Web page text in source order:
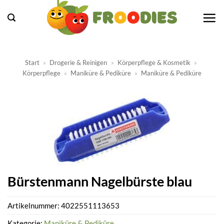
Inhalt
Start » Drogerie & Reinigen » Körperpflege & Kosmetik »
Körperpflege » Maniküre & Pediküre » Maniküre & Pediküre
Bürstenmann Nagelbürste blau
Artikelnummer: 4022551113653